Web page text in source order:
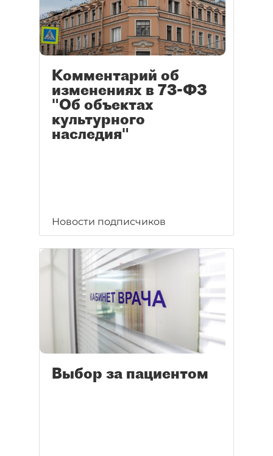
Комментарий об
изменениях в 73-ФЗ
"Об объектах
культурного
наследия"
Новости подписчиков
Выбор за пациентом